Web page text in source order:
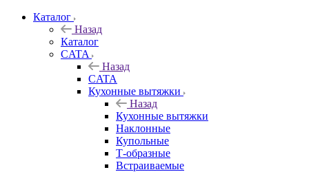
Каталог
Назад
Каталог
CATA
Назад
CATA
Кухонные вытяжки
Назад
Кухонные вытяжки
Наклонные
Купольные
Т-образные
Встраиваемые